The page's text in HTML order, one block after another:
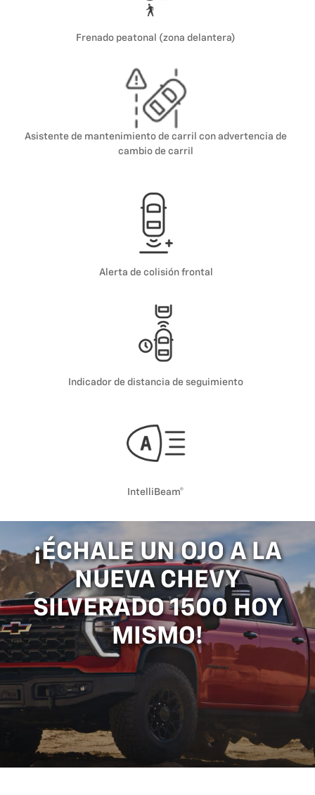
Frenado peatonal (zona delantera)
Asistente de mantenimiento de carril con advertencia de
cambio de carril
Alerta de colisión frontal
Indicador de distancia de seguimiento
IntelliBeam®
¡ÉCHALE UN OJO A LA
NUEVA CHEVY
SILVERADO 1500 HOY
MISMO!